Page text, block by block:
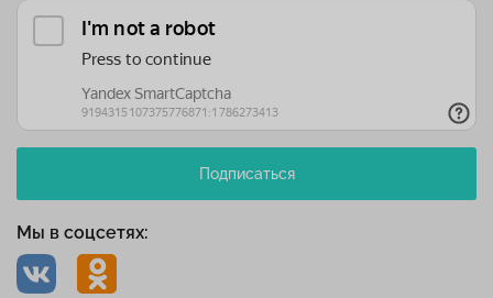
Мы в соцсетях:
Подписаться